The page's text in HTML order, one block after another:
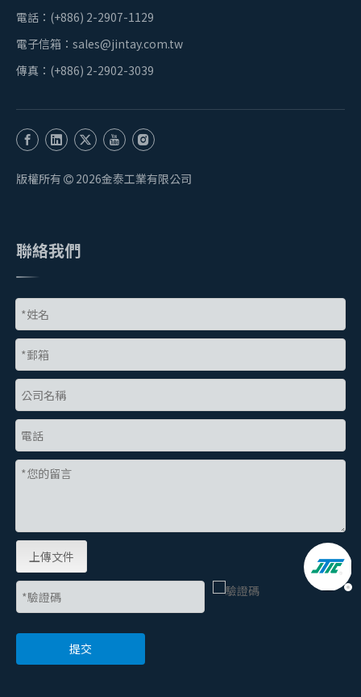
電話：(+886) 2-2907-1129
電子信箱： sales@jintay.com.tw
傳真：(+886) 2-2902-3039
版權所有  2026金泰工業有限公司
聯絡我們
上傳文件
提交